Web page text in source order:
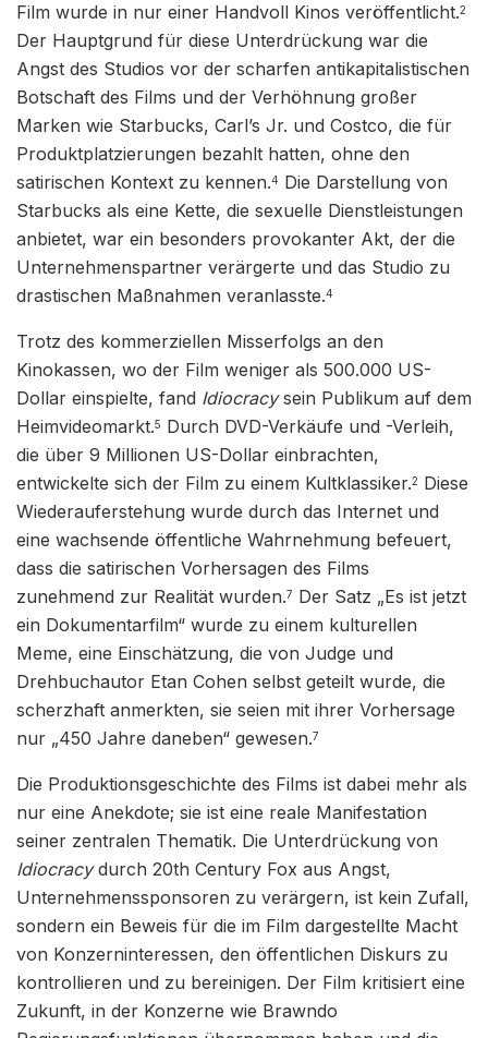
Film wurde in nur einer Handvoll Kinos veröffentlicht.2
Der Hauptgrund für diese Unterdrückung war die
Angst des Studios vor der scharfen antikapitalistischen
Botschaft des Films und der Verhöhnung großer
Marken wie Starbucks, Carl’s Jr. und Costco, die für
Produktplatzierungen bezahlt hatten, ohne den
satirischen Kontext zu kennen.4 Die Darstellung von
Starbucks als eine Kette, die sexuelle Dienstleistungen
anbietet, war ein besonders provokanter Akt, der die
Unternehmenspartner verärgerte und das Studio zu
drastischen Maßnahmen veranlasste.4
Trotz des kommerziellen Misserfolgs an den
Kinokassen, wo der Film weniger als 500.000 US-
Dollar einspielte, fand Idiocracysein Publikum auf dem
Heimvideomarkt.5 Durch DVD-Verkäufe und -Verleih,
die über 9 Millionen US-Dollar einbrachten,
entwickelte sich der Film zu einem Kultklassiker.2 Diese
Wiederauferstehung wurde durch das Internet und
eine wachsende öffentliche Wahrnehmung befeuert,
dass die satirischen Vorhersagen des Films
zunehmend zur Realität wurden.7 Der Satz „Es ist jetzt
ein Dokumentarfilm“ wurde zu einem kulturellen
Meme, eine Einschätzung, die von Judge und
Drehbuchautor Etan Cohen selbst geteilt wurde, die
scherzhaft anmerkten, sie seien mit ihrer Vorhersage
nur „450 Jahre daneben“ gewesen.7
Die Produktionsgeschichte des Films ist dabei mehr als
nur eine Anekdote; sie ist eine reale Manifestation
seiner zentralen Thematik. Die Unterdrückung von
Idiocracydurch 20th Century Fox aus Angst,
Unternehmenssponsoren zu verärgern, ist kein Zufall,
sondern ein Beweis für die im Film dargestellte Macht
von Konzerninteressen, den öffentlichen Diskurs zu
kontrollieren und zu bereinigen. Der Film kritisiert eine
Zukunft, in der Konzerne wie Brawndo